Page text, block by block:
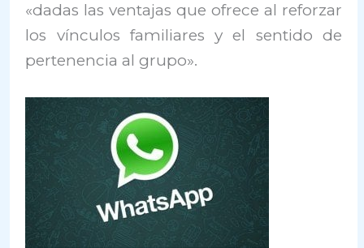
«dadas las ventajas que ofrece al reforzar
los vínculos familiares y el sentido de
pertenencia al grupo».